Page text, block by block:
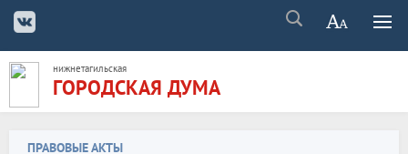
нижнетагильская
ГОРОДСКАЯ ДУМА
ПРАВОВЫЕ АКТЫ